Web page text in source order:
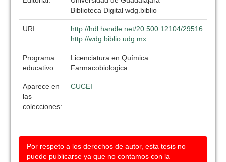
Biblioteca Digital wdg.biblio
URI:
http://hdl.handle.net/20.500.12104/29516
http://wdg.biblio.udg.mx
Programa
educativo:
Licenciatura en Química
Farmacobiologica
Aparece en
las
colecciones:
CUCEI
Por respeto a los derechos de autor, esta tesis no
puede publicarse ya que no contamos con la